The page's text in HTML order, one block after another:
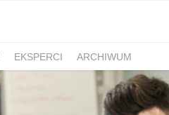
EKSPERCI ARCHIWUM